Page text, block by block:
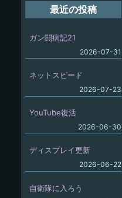
最近の投稿
ガン闘病記21
2026-07-31
ネットスピード
2026-07-23
YouTube復活
2026-06-30
ディスプレイ更新
2026-06-22
自衛隊に入ろう